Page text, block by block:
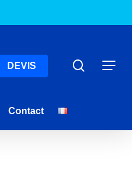
DEVIS Menu
Contact